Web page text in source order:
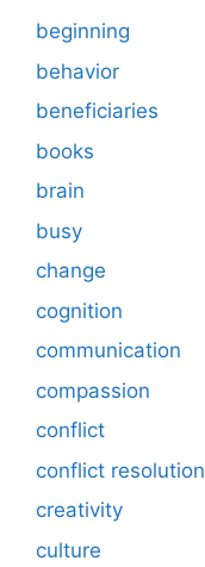
beginning
behavior
beneficiaries
books
brain
busy
change
cognition
communication
compassion
conflict
conflict resolution
creativity
culture